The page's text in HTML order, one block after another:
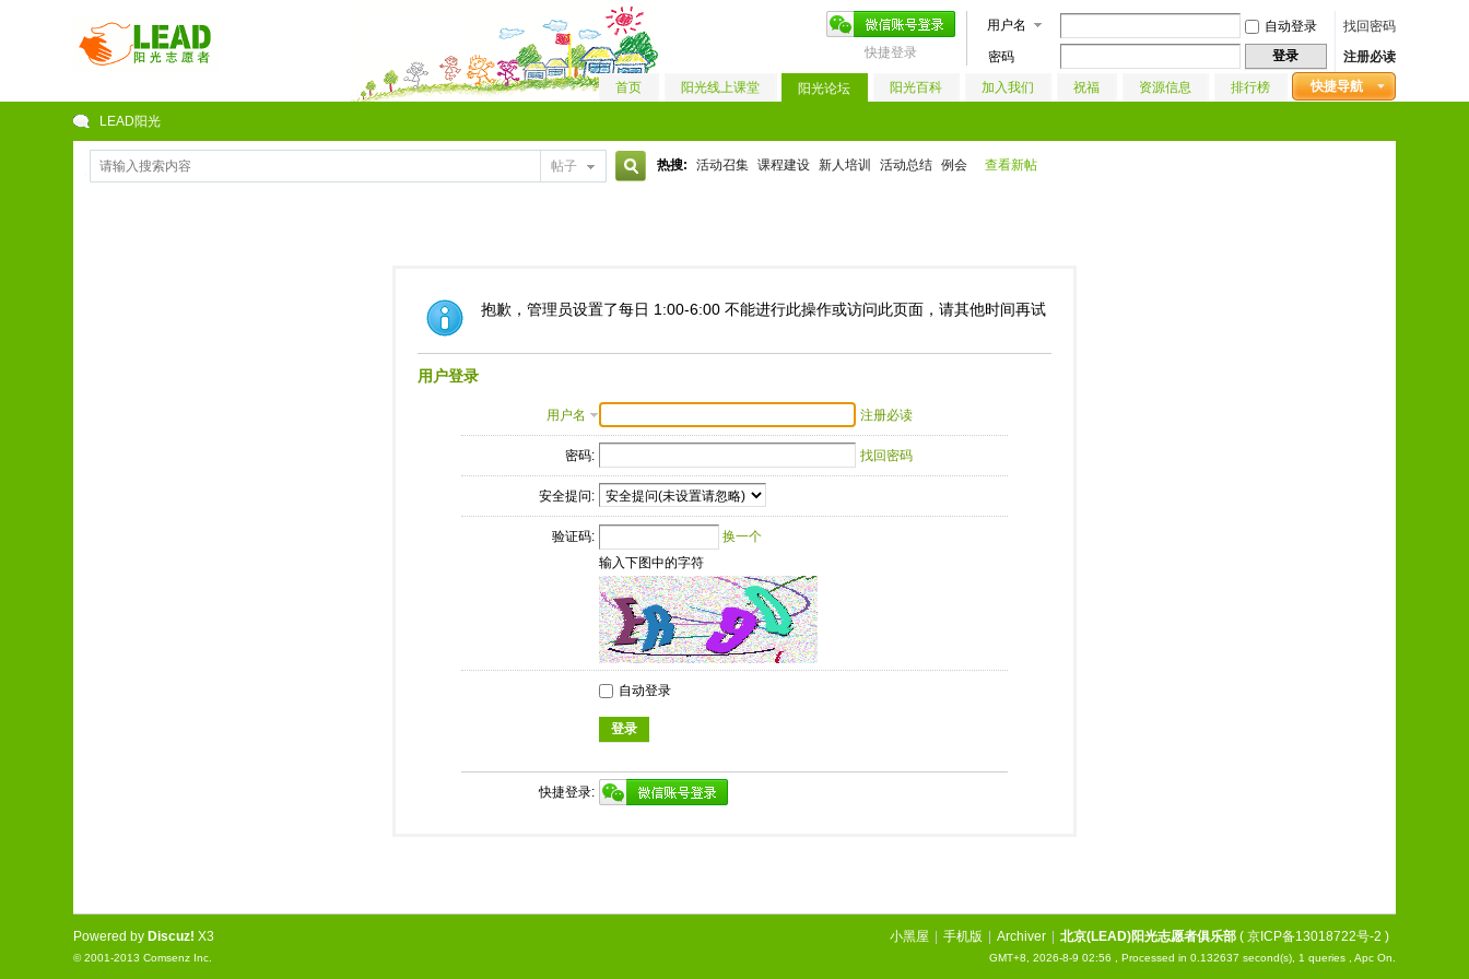
用户名 自动登录
找回密码
密码
登录 注册必读
快捷登录
快捷导航
首页 阳光线上课堂 阳光论坛 阳光百科 加入我们 祝福 资源信息 排行榜
LEAD阳光
帖子 热搜: 活动召集 课程建设 新人培训 活动总结 例会 查看新帖
抱歉，管理员设置了每日 1:00-6:00 不能进行此操作或访问此页面，请其他时间再试
用户登录
用户名 注册必读
密码: 找回密码
安全提问:
验证码:
换一个
输入下图中的字符
自动登录
登录
快捷登录:
小黑屋 手机版 Archiver 北京(LEAD)阳光志愿者俱乐部( 京ICP备13018722号-2 )
GMT+8, 2026-8-9 02:56 , Processed in 0.132637 second(s), 1 queries , Apc On.
Powered by Discuz! X3
© 2001-2013Comsenz Inc.